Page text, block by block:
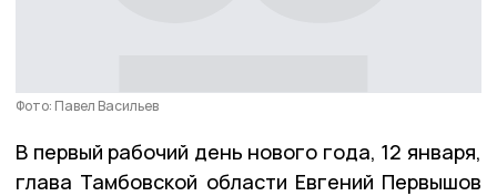
Фото: Павел Васильев
В первый рабочий день нового года, 12 января,
глава Тамбовской области Евгений Первышов